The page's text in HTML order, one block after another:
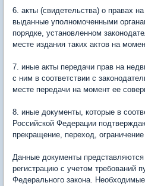
6. акты (свидетельства) о правах
выданные уполномоченными
порядке, установленном
месте издания таких актов на
7. иные акты передачи прав на
с ним в соответствии с
месте передачи на момент ее
8. иные документы, которые в
Российской Федерации
прекращение, переход,
Данные документы
регистрацию с учетом требований
Федерального закона.